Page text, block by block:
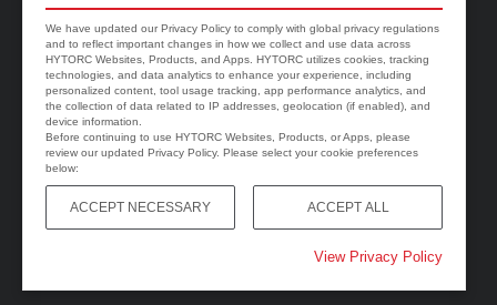
We have updated our Privacy Policy to comply with global privacy regulations
and to reflect important changes in how we collect and use data across
HYTORC Websites, Products, and Apps. HYTORC utilizes cookies, tracking
technologies, and data analytics to enhance your experience, including
personalized content, tool usage tracking, app performance analytics, and
the collection of data related to IP addresses, geolocation (if enabled), and
device information.
Before continuing to use HYTORC Websites, Products, or Apps, please
review our updated Privacy Policy. Please select your cookie preferences
below:
ACCEPT NECESSARY ACCEPT ALL
View Privacy Policy
jGun DIGITAL HYTORC Washer